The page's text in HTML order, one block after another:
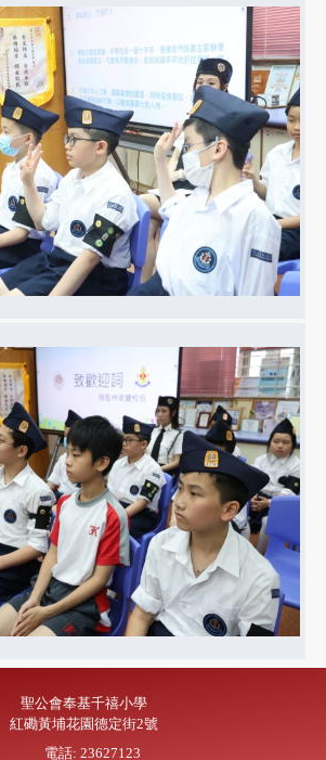
聖公會奉基千禧小學
紅磡黃埔花園德定街2號
電話: 23627123